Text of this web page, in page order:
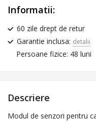
Informatii:
60 zile drept de retur
Garantie inclusa: detalii
Persoane fizice: 48 luni
Descriere
Modul de senzori pentru